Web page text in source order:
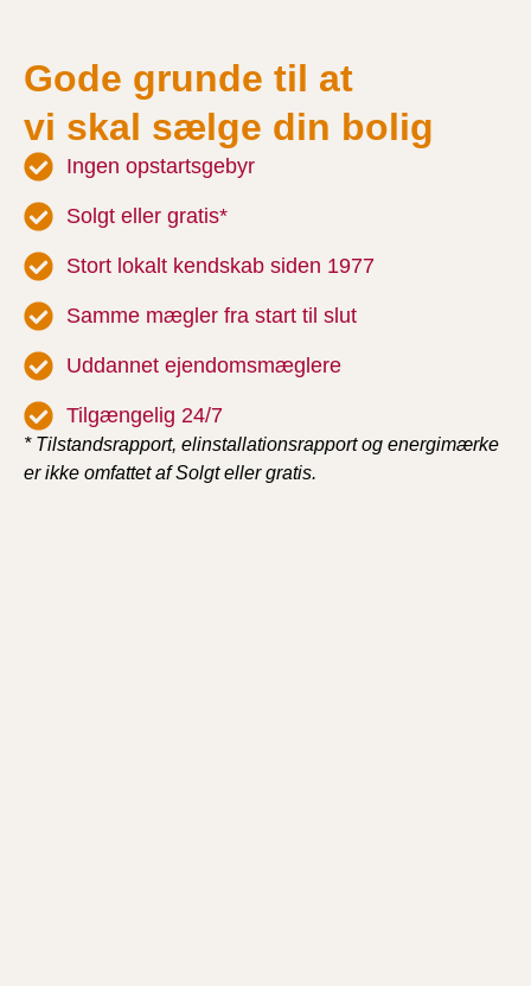
Gode grunde til at
vi skal sælge din bolig
Ingen opstartsgebyr
Solgt eller gratis*
Stort lokalt kendskab siden 1977
Samme mægler fra start til slut
Uddannet ejendomsmæglere
Tilgængelig 24/7
* Tilstandsrapport, elinstallationsrapport og energimærke
er ikke omfattet af Solgt eller gratis.